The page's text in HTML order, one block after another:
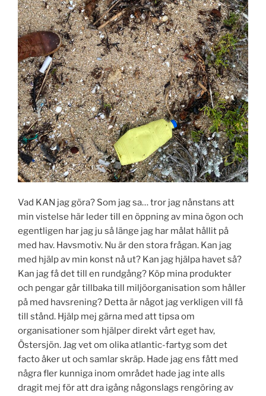
Vad KAN jag göra? Som jag sa… tror jag nånstans att
min vistelse här leder till en öppning av mina ögon och
egentligen har jag ju så länge jag har målat hållit på
med hav. Havsmotiv. Nu är den stora frågan. Kan jag
med hjälp av min konst nå ut? Kan jag hjälpa havet så?
Kan jag få det till en rundgång? Köp mina produkter
och pengar går tillbaka till miljöorganisation som håller
på med havsrening? Detta är något jag verkligen vill få
till stånd. Hjälp mej gärna med att tipsa om
organisationer som hjälper direkt vårt eget hav,
Östersjön. Jag vet om olika atlantic-fartyg som det
facto åker ut och samlar skräp. Hade jag ens fått med
några fler kunniga inom området hade jag inte alls
dragit mej för att dra igång någonslags rengöring av